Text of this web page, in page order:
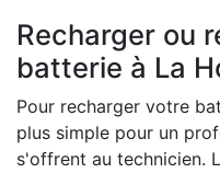
Recharger ou
batterie à La
Pour recharger votre
plus simple pour un
s'offrent au technicien.